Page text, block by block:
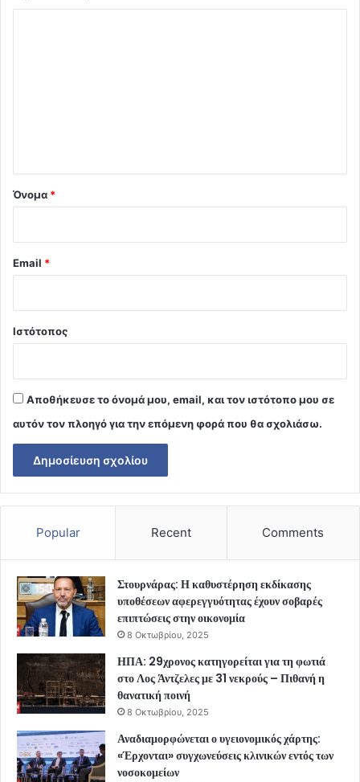
Όνομα *
Email *
Ιστότοπος
Αποθήκευσε το όνομά μου, email, και τον ιστότοπο μου σε
αυτόν τον πλοηγό για την επόμενη φορά που θα σχολιάσω.
Popular Recent Comments
Στουρνάρας: Η καθυστέρηση εκδίκασης
υποθέσεων αφερεγγυότητας έχουν σοβαρές
επιπτώσεις στην οικονομία
8 Οκτωβρίου, 2025
ΗΠΑ: 29χρονος κατηγορείται για τη φωτιά
στο Λος Άντζελες με 31 νεκρούς – Πιθανή η
θανατική ποινή
8 Οκτωβρίου, 2025
Αναδιαμορφώνεται ο υγειονομικός χάρτης:
«Έρχονται» συγχωνεύσεις κλινικών εντός των
νοσοκομείων